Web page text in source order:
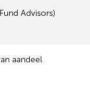
Advisors)
aandeel